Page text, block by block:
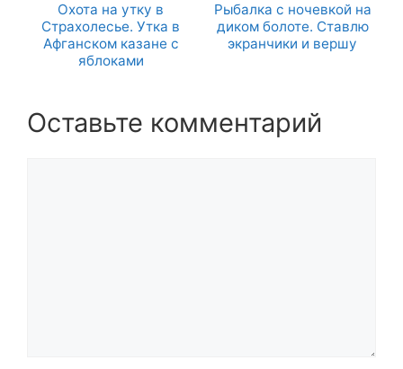
Охота на утку в
Страхолесье. Утка в
Афганском казане с
яблоками
Рыбалка с ночевкой на
диком болоте. Ставлю
экранчики и вершу
Оставьте комментарий